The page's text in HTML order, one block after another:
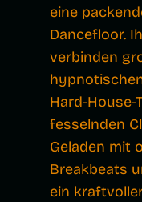
eine
Dancefloor.
verbinden
Hard-House-
fesselnden
Geladen mit
Breakbeats
ein